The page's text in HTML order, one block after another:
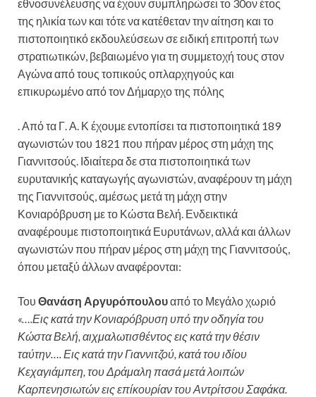
εθνοσυνέλευσης να έχουν συμπληρώσει το 30ον έτος
της ηλικία των και τότε να κατέθεταν την αίτηση και το
πιστοποιητικό εκδουλεύσεων σε ειδική επιτροπή των
στρατιωτικών, βεβαιωμένο για τη συμμετοχή τους στον
Αγώνα από τους τοπικούς οπλαρχηγούς και
επικυρωμένο από τον Δήμαρχο της πόλης
. Από τα Γ. Α. Κ έχουμε εντοπίσει τα πιστοποιητικά 189
αγωνιστών του 1821 που πήραν μέρος στη μάχη της
Γιαννιτσούς. Ιδιαίτερα δε στα πιστοποιητικά των
ευρυτανικής καταγωγής αγωνιστών, αναφέρουν τη μάχη
της Γιαννιτσούς, αμέσως μετά τη μάχη στην
Κονιαρόβρυση με το Κώστα Βελή. Ενδεικτικά
αναφέρουμε πιστοποιητικά Ευρυτάνων, αλλά και άλλων
αγωνιστών που πήραν μέρος στη μάχη της Γιαννιτσούς,
όπου μεταξύ άλλων αναφέρονται:
Του Θανάση Αργυρόπουλουαπό το Μεγάλο χωριό
«….Εις κατά την Κονιαρόβρυση υπό την οδηγία του
Κώστα Βελή, αιχμαλωτισθέντος εις κατά την θέσιν
ταύτην…. Εις κατά την Γιαννιτζού, κατά του ιδίου
Κεχαγιάμπεη, του Δράμαλη πασά μετά λοιπών
Καρπενησιωτών εις επίκουρίαν του Αντρίτσου Σαφάκα.